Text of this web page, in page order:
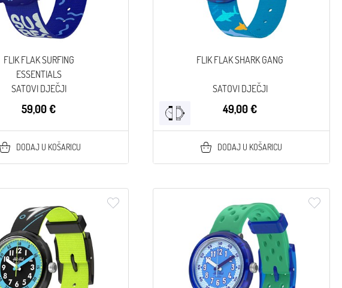
FLIK FLAK SURFING
ESSENTIALS
SATOVI DJEČJI
59,00 €
DODAJ U KOŠARICU
FLIK FLAK SHARK GANG
SATOVI DJEČJI
49,00 €
DODAJ U KOŠARICU